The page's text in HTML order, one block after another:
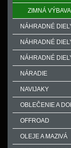
ZIMNÁ
NÁHRADNÉ
NÁHRADNÉ
NÁHRADNÉ
NÁRADIE
NAVIJAKY
OBLEČENIE A
OFFROAD
OLEJE A MAZIVÁ